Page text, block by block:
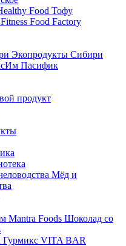
Food Тофу
Fitness Food Factory
Экопродукты Сибири
Пасифик
продукт
Мёд и
Шоколад со
Гурмикс VITA BAR